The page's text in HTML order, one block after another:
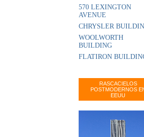
570 LEXINGTON
AVENUE
CHRYSLER
WOOLWORTH
BUILDING
FLATIRON
RASCACIELOS
POSTMODERNOS
EEUU